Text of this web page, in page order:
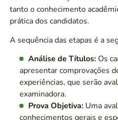
tanto o conhecimento
prática dos candidatos.
A sequência das etapas é a
Análise de Títulos: Os
apresentar comprovações
experiências, que serão
examinadora.
Prova Objetiva: Uma
conhecimentos gerais e